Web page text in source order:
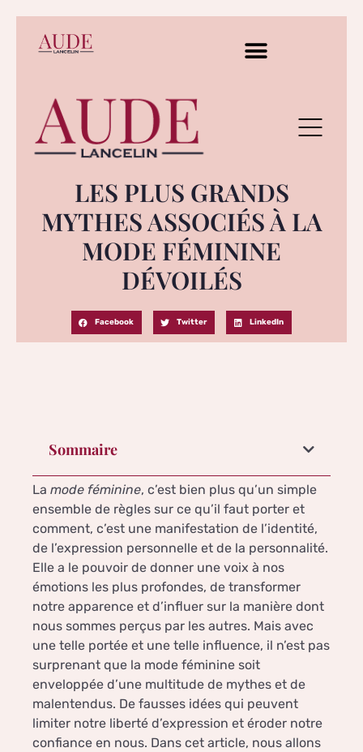
LES PLUS GRANDS
MYTHES ASSOCIÉS À LA
MODE FÉMININE
DÉVOILÉS
Facebook Twitter LinkedIn
Sommaire
La mode féminine, c’est bien plus qu’un simple
ensemble de règles sur ce qu’il faut porter et
comment, c’est une manifestation de l’identité,
de l’expression personnelle et de la personnalité.
Elle a le pouvoir de donner une voix à nos
émotions les plus profondes, de transformer
notre apparence et d’influer sur la manière dont
nous sommes perçus par les autres. Mais avec
une telle portée et une telle influence, il n’est pas
surprenant que la mode féminine soit
enveloppée d’une multitude de mythes et de
malentendus. De fausses idées qui peuvent
limiter notre liberté d’expression et éroder notre
confiance en nous. Dans cet article, nous allons